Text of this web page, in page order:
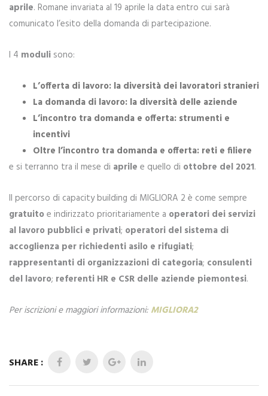
aprile. Romane invariata al 19 aprile la data entro cui sarà
comunicato l’esito della domanda di partecipazione.
I 4 moduli sono:
L’offerta di lavoro: la diversità dei lavoratori stranieri
La domanda di lavoro: la diversità delle aziende
L’incontro tra domanda e offerta: strumenti e
incentivi
Oltre l’incontro tra domanda e offerta: reti e filiere
e si terranno tra il mese di aprile e quello di ottobre del 2021.
Il percorso di capacity building di MIGLIORA 2 è come sempre
gratuitoe indirizzato prioritariamente a operatori dei servizi
al lavoro pubblici e privati; operatori del sistema di
accoglienza per richiedenti asilo e rifugiati;
rappresentanti di organizzazioni di categoria; consulenti
del lavoro; referenti HR e CSR delle aziende piemontesi.
Per iscrizioni e maggiori informazioni: MIGLIORA2
SHARE :